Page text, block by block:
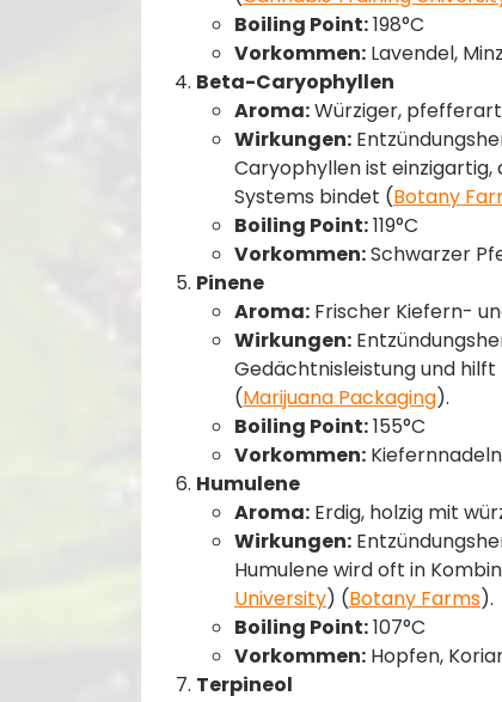
Boiling Point:198°C
Vorkommen: Lavendel,
Beta-Caryophyllen
Aroma:Würziger,
Wirkungen:
Caryophyllen ist einzigartig,
Systems bindet​ (Botany
Boiling Point:119°C
Vorkommen:Schwarzer
Pinene
Aroma: Frischer Kiefern-
Wirkungen:
Gedächtnisleistung und
(Marijuana Packaging)​.
Boiling Point:155°C
Vorkommen:
Humulene
Aroma: Erdig, holzig mit
Wirkungen:
Humulene wird oft in
University)​​ (Botany Farms)​.
Boiling Point:107°C
Vorkommen: Hopfen,
Terpineol